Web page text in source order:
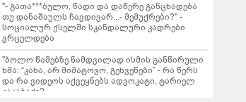
"- გათა***ბულო, წადი და დაწერე განცხადება
თუ დანაშაულს ჩავდივარ...- მემუქრები?" -
სოციალურ ქსელში სკანდალური კადრები
ვრცელდება
"ბოლო წამებზე ნამდვილად ისმის განწირული
ხმა: “კახა, არ მიმატოვო, გეხვეწები” - რა წერს
და რა ვიდეოს აქვეყნებს ადვოკატი, ტარიელ
კაკაბაძე?